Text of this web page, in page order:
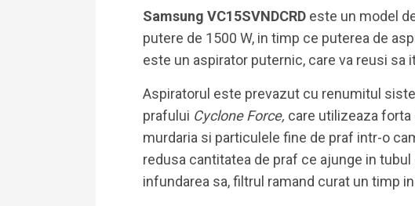
Samsung VC15SVNDCRD este un model
putere de 1500 W, in timp ce puterea de
este un aspirator puternic, care va reusi sa
Aspiratorul este prevazut cu renumitul
prafului Cyclone Force, care utilizeaza
murdaria si particulele fine de praf intr-o
redusa cantitatea de praf ce ajunge in
infundarea sa, filtrul ramand curat un timp